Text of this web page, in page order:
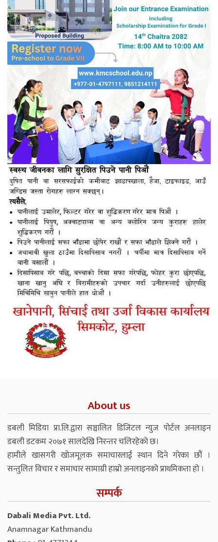
About us
डबली मिडिया प्रा.लि.द्वारा सञ्चालित डिजिटल न्युज पोर्टल अनलाइन
डबली डटकम २०७१ सालदेखि निरन्तर चलिरहेको छ।
हामीले खासगरी खोजमूलक समाचारलाई स्थान दिने गरेका छौं ।
सन्तुलित विचार र समाचार सामाग्री हाम्रो अनलाइनको प्राथमिकता हो ।
सम्पर्क
Dabali Media Pvt. Ltd.
Anamnagar Kathmandu